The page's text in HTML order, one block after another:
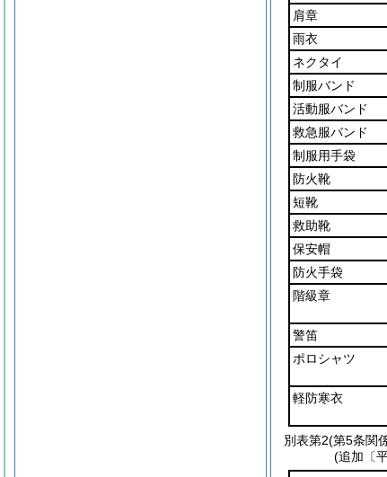
肩章
雨衣
ネクタイ
制服バンド
活動服バンド
救急服バンド
制服用手袋
防火靴
短靴
救助靴
保安帽
防火手袋
階級章
警笛
ポロシャツ
軽防寒衣
別表第2(第5条関
(追加〔